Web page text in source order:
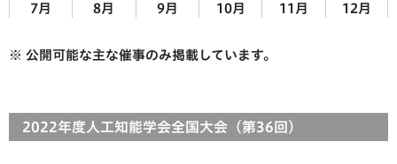
7月 8月 9月 10月 11月 12月
※ 公開可能な主な催事のみ掲載しています。
2022年度人工知能学会全国大会（第36回）